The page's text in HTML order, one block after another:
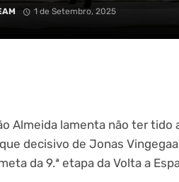
1 de Setembro, 2025
Almeida lamenta não ter tido
decisivo de Jonas
da 9.ª etapa da Volta a